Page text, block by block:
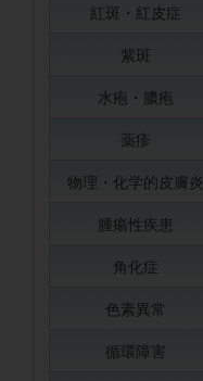
紅斑・紅皮症
紫斑
水疱・膿疱
薬疹
物理・化学的皮膚炎
腫瘍性疾患
角化症
色素異常
循環障害